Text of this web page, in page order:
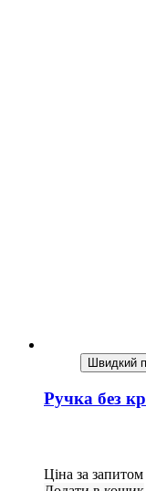
Швидкий
Ручка без
Ціна за запитом